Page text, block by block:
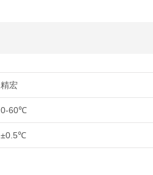
精宏
0-60℃
±0.5℃